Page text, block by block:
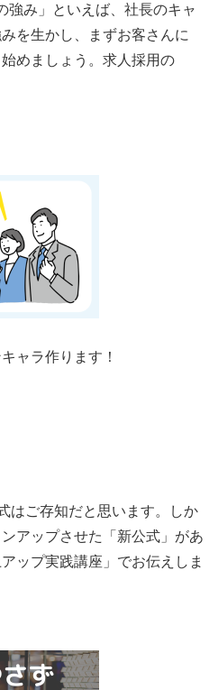
強み」といえば、社長のキャ
を生かし、まずお客さんに
めましょう。求人採用の
ャラ作ります！
はご存知だと思います。しか
アップさせた「新公式」があ
ップ実践講座」でお伝えしま